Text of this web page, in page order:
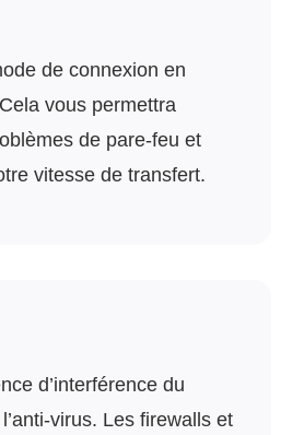
de connexion en
vous permettra
de pare-feu et
vitesse de transfert.
d’interférence du
virus. Les firewalls et